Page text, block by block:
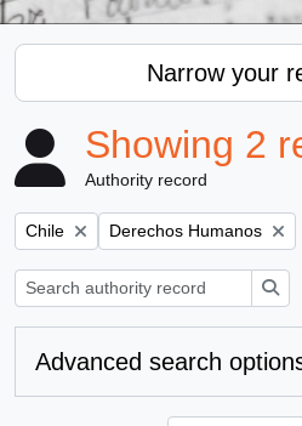
Narrow your
Showing 2
Authority record
Remove filter:
Chile Remove filter:
Derechos Humanos
Advanced search